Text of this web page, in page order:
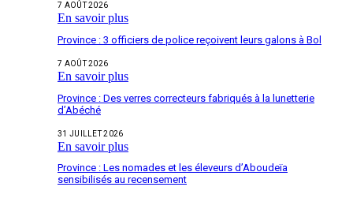
7 AOÛT 2026
En savoir plus
Province : 3 officiers de police reçoivent leurs galons à Bol
7 AOÛT 2026
En savoir plus
Province : Des verres correcteurs fabriqués à la lunetterie
d’Abéché
31 JUILLET 2026
En savoir plus
Province : Les nomades et les éleveurs d’Aboudeïa
sensibilisés au recensement